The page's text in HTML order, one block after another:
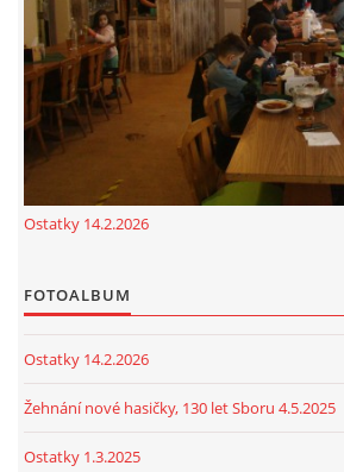
© 2026 eStránky.cz | RSS|
Ostatky 14.2.2026
FOTOALBUM
Ostatky 14.2.2026
Žehnání nové hasičky, 130 let Sboru 4.5.2025
Ostatky 1.3.2025